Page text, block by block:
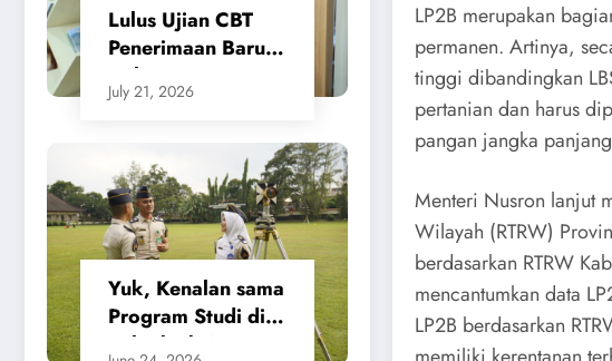
Lulus Ujian CBT
Penerimaan Baru,
Calon Taruna/i
Politeknik Agraria
Lanjutan
July 21, 2026
Yuk, Kenalan sama
Program Studi di
Politeknik Agraria
LP2B merupakan
permanen. Artinya,
tinggi dibandingkan
pertanian dan harus
pangan jangka
Menteri Nusron lanjut
Wilayah (RTRW)
berdasarkan RTRW
mencantumkan data
LP2B berdasarkan